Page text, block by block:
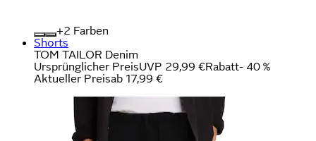
+
Farben
Shorts
TOM TAILOR Denim
Ursprünglicher PreisUVP 29,99 €Rabatt- 40 %
Aktueller Preisab 17,99 €